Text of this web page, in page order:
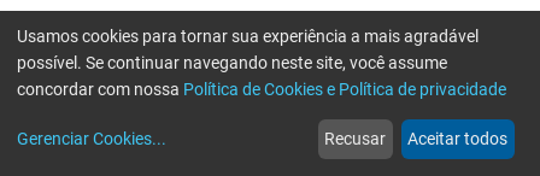
web
Notícias
more_horiz
Mais
Usamos cookies para tornar sua experiência a mais agradável
possível. Se continuar navegando neste site, você assume
concordar com nossa Política de Cookies e Política de privacidade
Gerenciar Cookies... Recusar Aceitar todos
Erro ao enviar informações, por favor tente novamente